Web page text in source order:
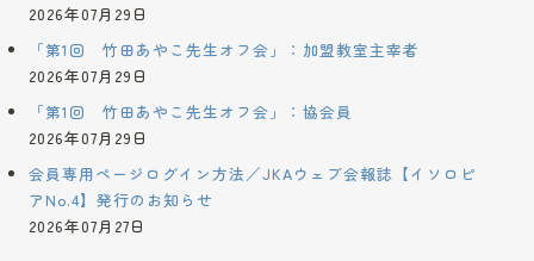
2026年07月29日
「第1回 竹田あやこ先生オフ会」：加盟教室主宰者
2026年07月29日
「第1回 竹田あやこ先生オフ会」：協会員
2026年07月29日
会員専用ページログイン方法／JKAウェブ会報誌【イソロピ
アNo.4】発行のお知らせ
2026年07月27日